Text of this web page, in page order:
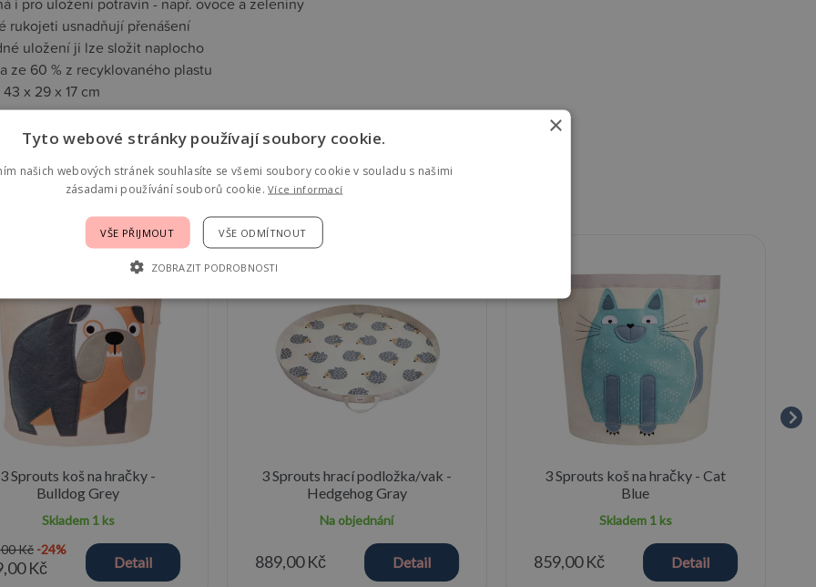
rukojeti usnadňují přenášení
uložení ji lze složit naplocho
ze 60 % z recyklovaného plastu
x 29 x 17 cm
3 Sprouts koš na hračky -
Bulldog Grey
Skladem 1 ks
Kč -24%
Kč Detail
3 Sprouts hrací podložka/vak -
Hedgehog Gray
Na objednání
889,00 Kč Detail
3 Sprouts koš na hračky - Cat
Blue
Skladem 1 ks
859,00 Kč Detail
×
Tyto webové stránky používají soubory cookie.
našich webových stránek souhlasíte se všemi soubory cookie v souladu s našimi
zásadami používání souborů cookie.Více informací
VŠE PŘIJMOUT VŠE ODMÍTNOUT
ZOBRAZIT PODROBNOSTI